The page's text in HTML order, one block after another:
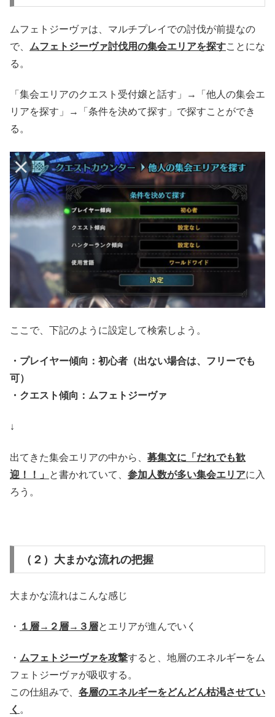
ムフェトジーヴァは、マルチプレイでの討伐が前提なの
で、 ムフェトジーヴァ討伐用の集会エリアを探すことにな
る。
「集会エリアのクエスト受付嬢と話す」→「他人の集会エ
リアを探す」→「条件を決めて探す」で探すことができ
る。
ここで、下記のように設定して検索しよう。
・プレイヤー傾向：初心者（出ない場合は、フリーでも
可）
・クエスト傾向：ムフェトジーヴァ
↓
出てきた集会エリアの中から、 募集文に「だれでも歓
迎！！」
と書かれていて、 参加人数が多い集会エリアに入
ろう。
（２）大まかな流れの把握
大まかな流れはこんな感じ
・ １層→２層→３層とエリアが進んでいく
・ ムフェトジーヴァを攻撃すると、地層のエネルギーをム
フェトジーヴァが吸収する。
この仕組みで、 各層のエネルギーをどんどん枯渇させてい
く 。